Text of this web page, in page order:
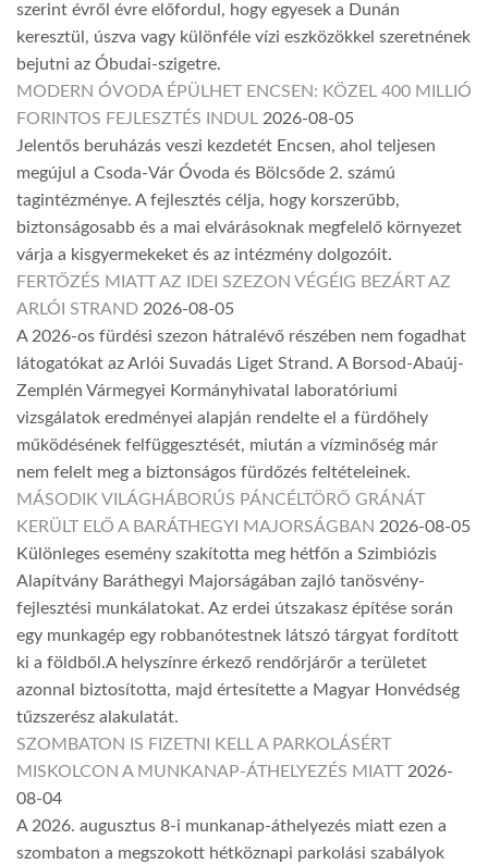
szerint évről évre előfordul, hogy egyesek a Dunán
keresztül, úszva vagy különféle vízi eszközökkel szeretnének
bejutni az Óbudai-szigetre.
MODERN ÓVODA ÉPÜLHET ENCSEN: KÖZEL 400 MILLIÓ
FORINTOS FEJLESZTÉS INDUL 2026-08-05
Jelentős beruházás veszi kezdetét Encsen, ahol teljesen
megújul a Csoda-Vár Óvoda és Bölcsőde 2. számú
tagintézménye. A fejlesztés célja, hogy korszerűbb,
biztonságosabb és a mai elvárásoknak megfelelő környezet
várja a kisgyermekeket és az intézmény dolgozóit.
FERTŐZÉS MIATT AZ IDEI SZEZON VÉGÉIG BEZÁRT AZ
ARLÓI STRAND 2026-08-05
A 2026-os fürdési szezon hátralévő részében nem fogadhat
látogatókat az Arlói Suvadás Liget Strand. A Borsod-Abaúj-
Zemplén Vármegyei Kormányhivatal laboratóriumi
vizsgálatok eredményei alapján rendelte el a fürdőhely
működésének felfüggesztését, miután a vízminőség már
nem felelt meg a biztonságos fürdőzés feltételeinek.
MÁSODIK VILÁGHÁBORÚS PÁNCÉLTÖRŐ GRÁNÁT
KERÜLT ELŐ A BARÁTHEGYI MAJORSÁGBAN 2026-08-05
Különleges esemény szakította meg hétfőn a Szimbiózis
Alapítvány Baráthegyi Majorságában zajló tanösvény-
fejlesztési munkálatokat. Az erdei útszakasz építése során
egy munkagép egy robbanótestnek látszó tárgyat fordított
ki a földből.A helyszínre érkező rendőrjárőr a területet
azonnal biztosította, majd értesítette a Magyar Honvédség
tűzszerész alakulatát.
SZOMBATON IS FIZETNI KELL A PARKOLÁSÉRT
MISKOLCON A MUNKANAP-ÁTHELYEZÉS MIATT 2026-
08-04
A 2026. augusztus 8-i munkanap-áthelyezés miatt ezen a
szombaton a megszokott hétköznapi parkolási szabályok